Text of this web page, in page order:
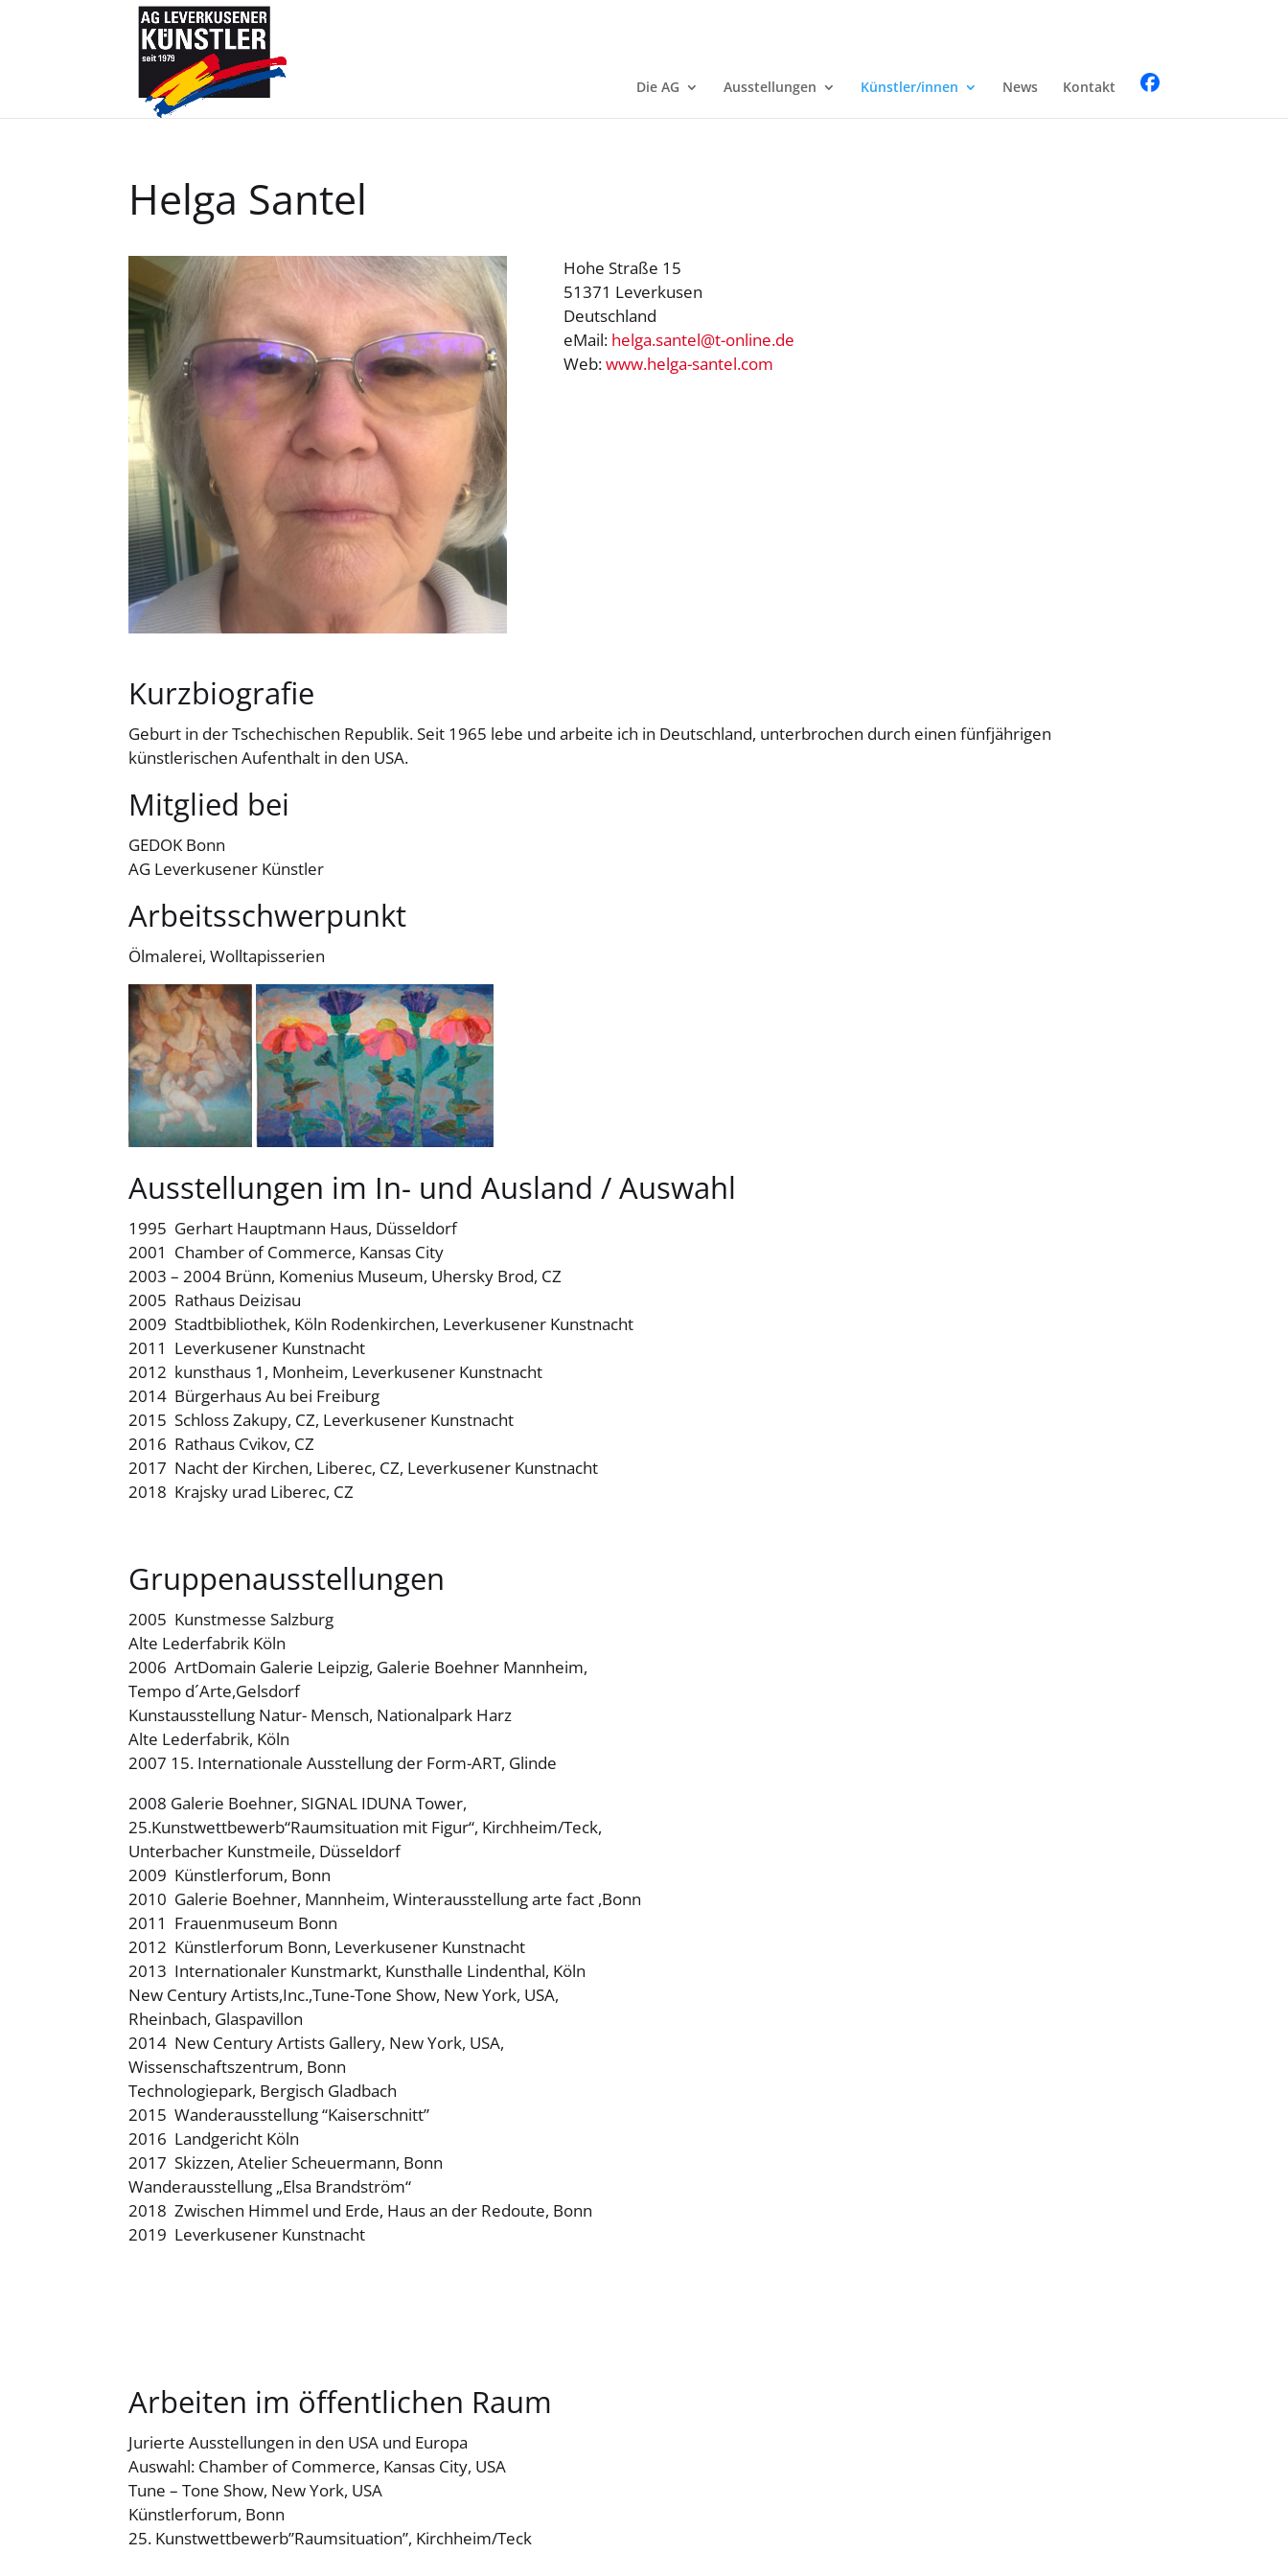
Die AG Ausstellungen Künstler/innen News Kontakt
Helga Santel
Hohe Straße 15
51371 Leverkusen
Deutschland
eMail: helga.santel@t-online.de
Web:www.helga-santel.com
Kurzbiografie
Geburt in der Tschechischen Republik. Seit 1965 lebe und arbeite ich in Deutschland, unterbrochen durch einen fünfjährigen
künstlerischen Aufenthalt in den USA.
Mitglied bei
GEDOK Bonn
AG Leverkusener Künstler
Arbeitsschwerpunkt
Ölmalerei, Wolltapisserien
Ausstellungen im In- und Ausland / Auswahl
1995 Gerhart Hauptmann Haus, Düsseldorf
2001 Chamber of Commerce, Kansas City
2003 – 2004 Brünn, Komenius Museum, Uhersky Brod, CZ
2005 Rathaus Deizisau
2009 Stadtbibliothek, Köln Rodenkirchen, Leverkusener Kunstnacht
2011 Leverkusener Kunstnacht
2012 kunsthaus 1, Monheim, Leverkusener Kunstnacht
2014 Bürgerhaus Au bei Freiburg
2015 Schloss Zakupy, CZ, Leverkusener Kunstnacht
2016 Rathaus Cvikov, CZ
2017 Nacht der Kirchen, Liberec, CZ, Leverkusener Kunstnacht
2018 Krajsky urad Liberec, CZ
Gruppenausstellungen
2005 Kunstmesse Salzburg
Alte Lederfabrik Köln
2006 ArtDomain Galerie Leipzig, Galerie Boehner Mannheim,
Tempo d´Arte,Gelsdorf
Kunstausstellung Natur- Mensch, Nationalpark Harz
Alte Lederfabrik, Köln
2007 15. Internationale Ausstellung der Form-ART, Glinde
2008 Galerie Boehner, SIGNAL IDUNA Tower,
25.Kunstwettbewerb“Raumsituation mit Figur“, Kirchheim/Teck,
Unterbacher Kunstmeile, Düsseldorf
2009 Künstlerforum, Bonn
2010 Galerie Boehner, Mannheim, Winterausstellung arte fact ,Bonn
2011 Frauenmuseum Bonn
2012 Künstlerforum Bonn, Leverkusener Kunstnacht
2013 Internationaler Kunstmarkt, Kunsthalle Lindenthal, Köln
New Century Artists,Inc.,Tune-Tone Show, New York, USA,
Rheinbach, Glaspavillon
2014 New Century Artists Gallery, New York, USA,
Wissenschaftszentrum, Bonn
Technologiepark, Bergisch Gladbach
2015 Wanderausstellung “Kaiserschnitt”
2016 Landgericht Köln
2017 Skizzen, Atelier Scheuermann, Bonn
Wanderausstellung „Elsa Brandström“
2018 Zwischen Himmel und Erde, Haus an der Redoute, Bonn
2019 Leverkusener Kunstnacht
Arbeiten im öffentlichen Raum
Jurierte Ausstellungen in den USA und Europa
Auswahl: Chamber of Commerce, Kansas City, USA
Tune – Tone Show, New York, USA
Künstlerforum, Bonn
25. Kunstwettbewerb”Raumsituation”, Kirchheim/Teck